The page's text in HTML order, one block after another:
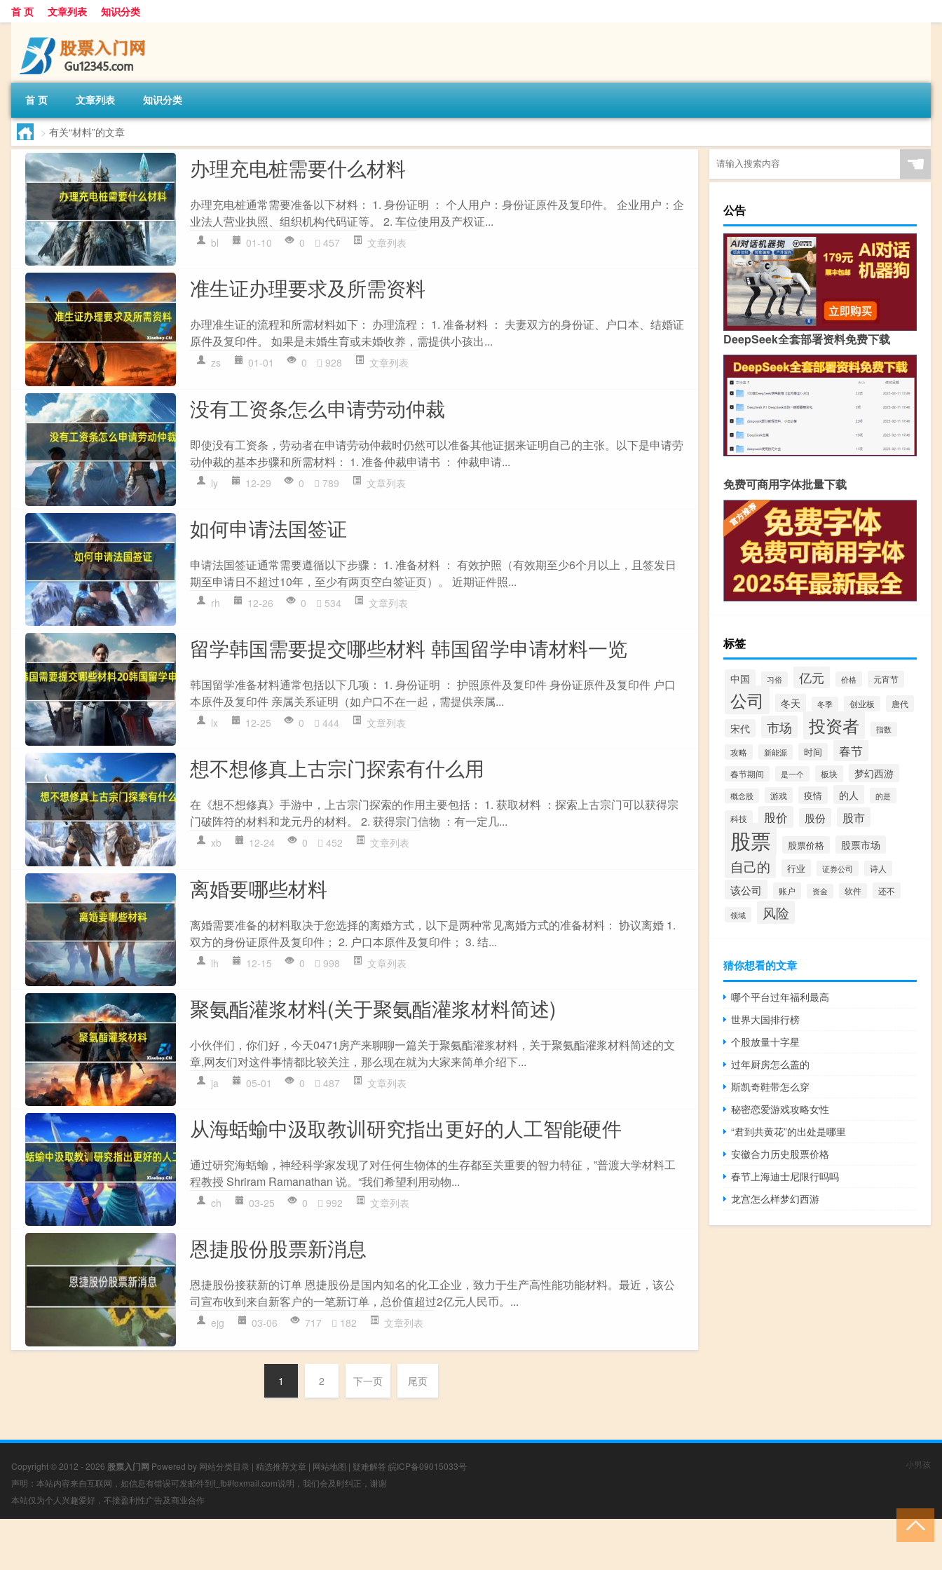
首 页 文章列表 知识分类
首 页 文章列表 知识分类
> 有关“材料”的文章
办理充电桩需要什么材料
办理充电桩通常需要准备以下材料： 1. 身份证明 ： 个人用户：身份证原件及复印件。 企业用户：企
业法人营业执照、组织机构代码证等。 2. 车位使用及产权证...
bl 01-10 0 457 文章列表
准生证办理要求及所需资料
办理准生证的流程和所需材料如下： 办理流程： 1. 准备材料 ： 夫妻双方的身份证、户口本、结婚证
原件及复印件。 如果是未婚生育或未婚收养，需提供小孩出...
zs 01-01 0 928 文章列表
没有工资条怎么申请劳动仲裁
即使没有工资条，劳动者在申请劳动仲裁时仍然可以准备其他证据来证明自己的主张。以下是申请劳
动仲裁的基本步骤和所需材料： 1. 准备仲裁申请书 ： 仲裁申请...
ly 12-29 0 789 文章列表
如何申请法国签证
申请法国签证通常需要遵循以下步骤： 1. 准备材料 ： 有效护照（有效期至少6个月以上，且签发日
期至申请日不超过10年，至少有两页空白签证页）。 近期证件照...
rh 12-26 0 534 文章列表
留学韩国需要提交哪些材料 韩国留学申请材料一览
韩国留学准备材料通常包括以下几项： 1. 身份证明 ： 护照原件及复印件 身份证原件及复印件 户口
本原件及复印件 亲属关系证明（如户口不在一起，需提供亲属...
lx 12-25 0 444 文章列表
想不想修真上古宗门探索有什么用
在《想不想修真》手游中，上古宗门探索的作用主要包括： 1. 获取材料 ：探索上古宗门可以获得宗
门破阵符的材料和龙元丹的材料。 2. 获得宗门信物 ：有一定几...
xb 12-24 0 452 文章列表
离婚要哪些材料
离婚需要准备的材料取决于您选择的离婚方式，以下是两种常见离婚方式的准备材料： 协议离婚 1.
双方的身份证原件及复印件； 2. 户口本原件及复印件； 3. 结...
lh 12-15 0 998 文章列表
聚氨酯灌浆材料(关于聚氨酯灌浆材料简述)
小伙伴们，你们好，今天0471房产来聊聊一篇关于聚氨酯灌浆材料，关于聚氨酯灌浆材料简述的文
章,网友们对这件事情都比较关注，那么现在就为大家来简单介绍下...
ja 05-01 0 487 文章列表
从海蛞蝓中汲取教训研究指出更好的人工智能硬件
通过研究海蛞蝓，神经科学家发现了对任何生物体的生存都至关重要的智力特征，”普渡大学材料工
程教授 Shriram Ramanathan 说。“我们希望利用动物...
ch 03-25 0 992 文章列表
恩捷股份股票新消息
恩捷股份接获新的订单 恩捷股份是国内知名的化工企业，致力于生产高性能功能材料。最近，该公
司宣布收到来自新客户的一笔新订单，总价值超过2亿元人民币。...
ejg 03-06 717 182 文章列表
1 2 下一页 尾页
☚
公告
DeepSeek全套部署资料免费下载
免费可商用字体批量下载
标签
中国 习俗 亿元 价格 元宵节
公司 冬天 冬季 创业板 唐代
宋代 市场 投资者 指数
攻略 新能源 时间 春节
春节期间 是一个 板块 梦幻西游
概念股 游戏 疫情 的人 的是
科技 股价 股份 股市
股票 股票价格 股票市场
自己的 行业 证券公司 诗人
该公司 账户 资金 软件 还不
领域 风险
猜你想看的文章
哪个平台过年福利最高
世界大国排行榜
个股放量十字星
过年厨房怎么盖的
斯凯奇鞋带怎么穿
秘密恋爱游戏攻略女性
“君到共黄花”的出处是哪里
安徽合力历史股票价格
春节上海迪士尼限行吗吗
龙宫怎么样梦幻西游
Copyright © 2012 - 2026 股票入门网 Powered by 网站分类目录 | 精选推荐文章 | 网站地图 | 疑难解答 皖ICP备09015033号
声明：本站内容来自互联网，如信息有错误可发邮件到f_fb#foxmail.com说明，我们会及时纠正，谢谢
本站仅为个人兴趣爱好，不接盈利性广告及商业合作
小男孩